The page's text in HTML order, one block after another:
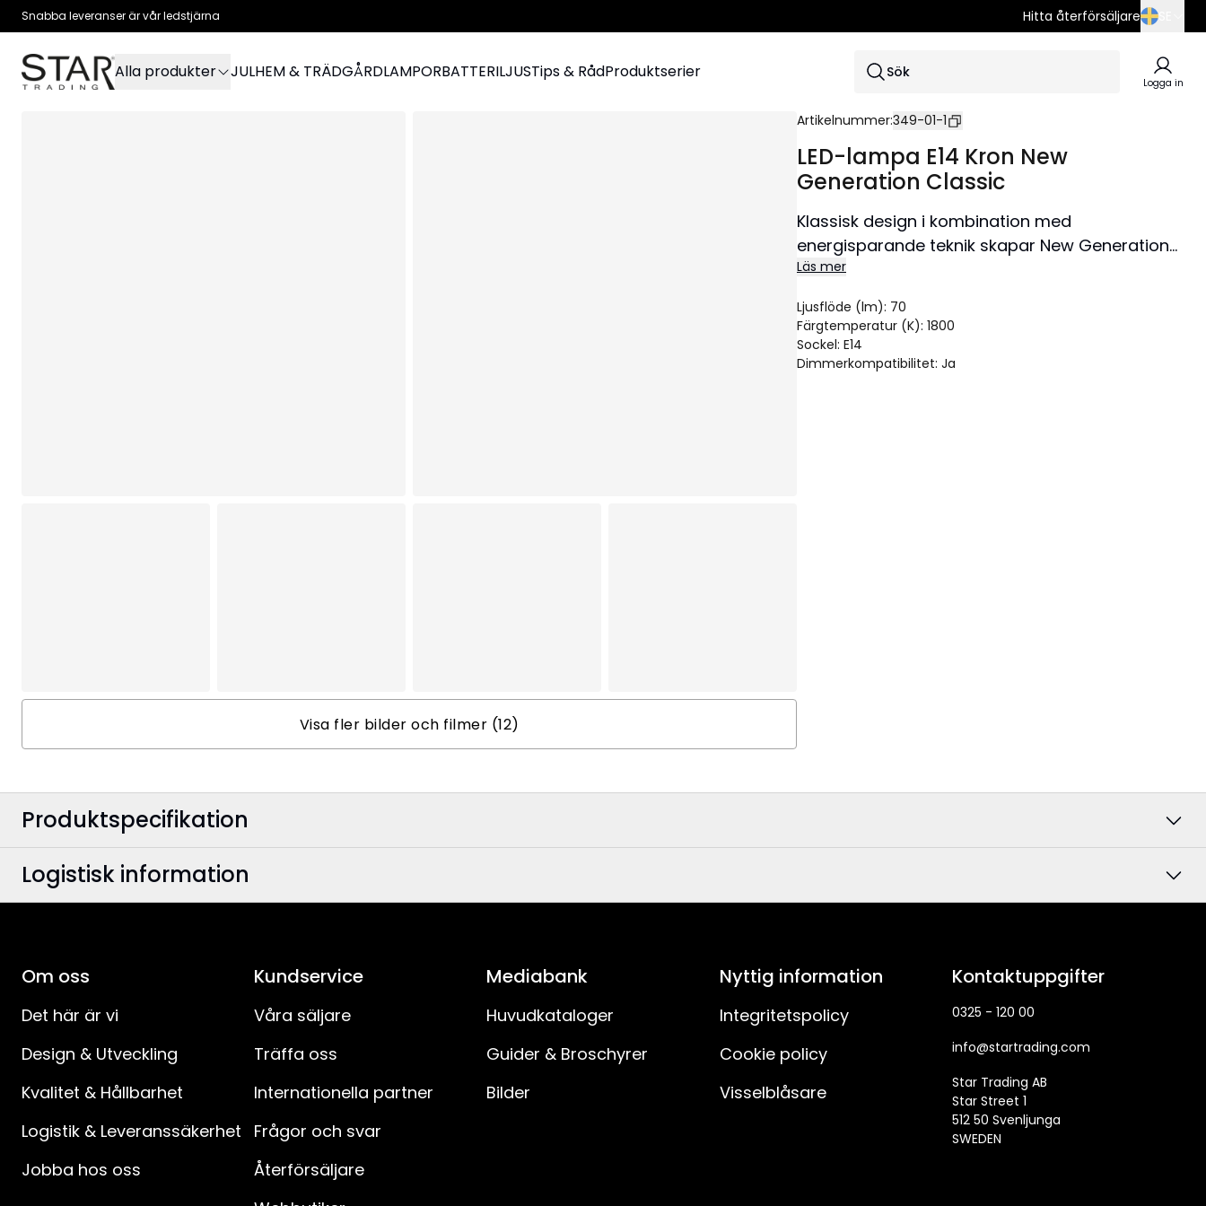
Snabba leveranser är vår ledstjärna Hitta återförsäljare
SE
EN
Alla produkter JULHEM & TRÄDGÅRDLAMPORBATTERILJUSTips & RådProduktserier Sök
Logga in
Visa fler bilder och filmer (12)
Artikelnummer:349-01-1
LED-lampa E14 Kron New
Generation Classic
Klassisk design i kombination med
energisparande teknik skapar New Generation
Classics. Denna kronljuslampa har varmvitt sken
och är dimmerkompatibla.
Läs mer
Ljusflöde (lm): 70
Färgtemperatur (K): 1800
Sockel: E14
Dimmerkompatibilitet: Ja
Produktspecifikation
Bredd:
Ljuskällor :
Antal ljuspunkter per ljuskälla
Logistisk information
E-nummer
Artikelnummer
Om oss
Det här är vi
Design & Utveckling
Kvalitet & Hållbarhet
Logistik & Leveranssäkerhet
Jobba hos oss
Kundservice
Våra säljare
Träffa oss
Internationella partner
Frågor och svar
Återförsäljare
Mediabank
Huvudkataloger
Guider & Broschyrer
Bilder
Nyttig information
Integritetspolicy
Cookie policy
Visselblåsare
Kontaktuppgifter
0325 - 120 00
info@startrading.com
Star Trading AB
Star Street 1
512 50 Svenljunga
SWEDEN